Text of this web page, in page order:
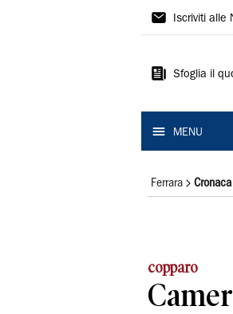
La
Ferrara
Iscriviti alle
Sfoglia il
MENU
Ferrara Cronaca
copparo